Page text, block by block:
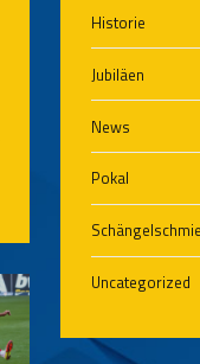
Historie
Jubiläen
News
Pokal
Uncategorized